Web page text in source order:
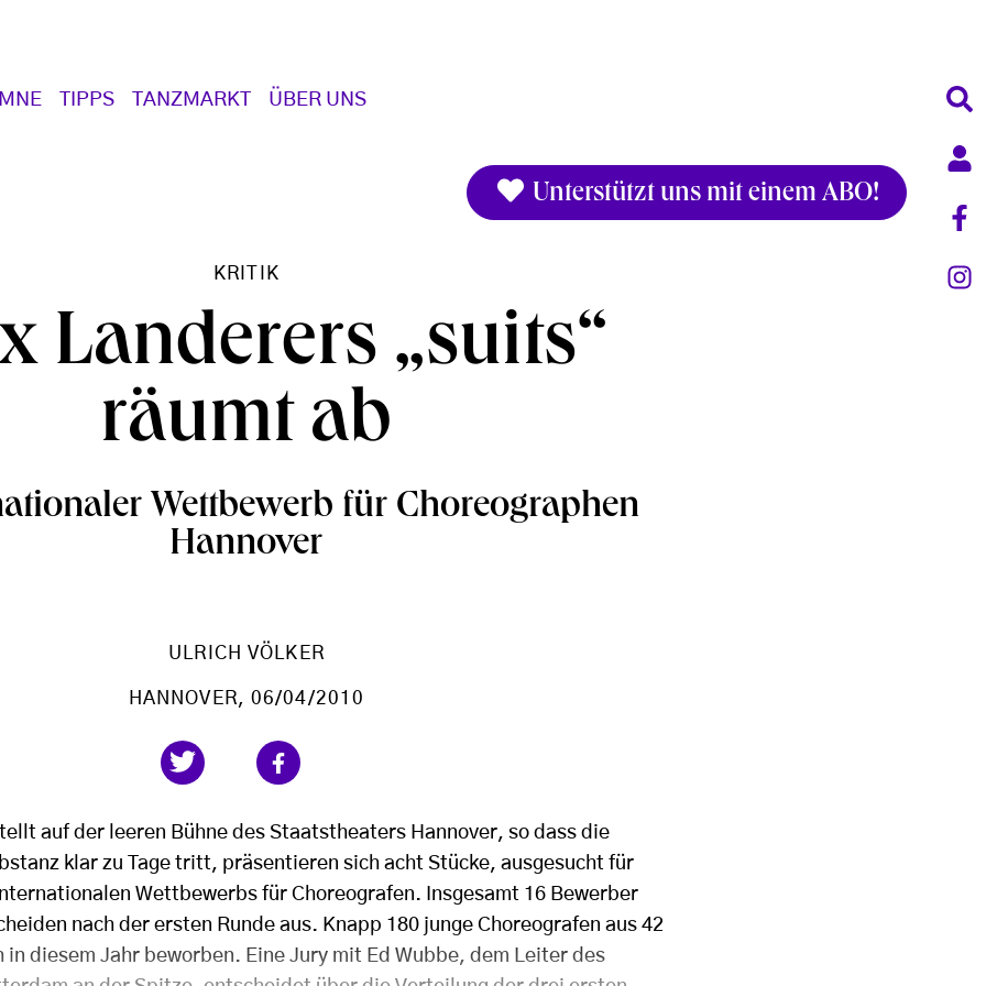
TIPPS TANZMARKT ÜBER UNS
Unterstützt uns mit einem ABO!
KRITIK
Landerers „suits“
räumt ab
Wettbewerb für Choreographen
Hannover
ULRICH VÖLKER
HANNOVER, 06/04/2010
auf der leeren Bühne des Staatstheaters Hannover, so dass die
klar zu Tage tritt, präsentieren sich acht Stücke, ausgesucht für
Wettbewerbs für Choreografen. Insgesamt 16 Bewerber
nach der ersten Runde aus. Knapp 180 junge Choreografen aus 42
in diesem Jahr beworben. Eine Jury mit Ed Wubbe, dem Leiter des